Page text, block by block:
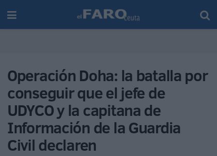
Operación Doha: la batalla por
conseguir que el jefe de
UDYCO y la capitana de
Información de la Guardia
Civil declaren